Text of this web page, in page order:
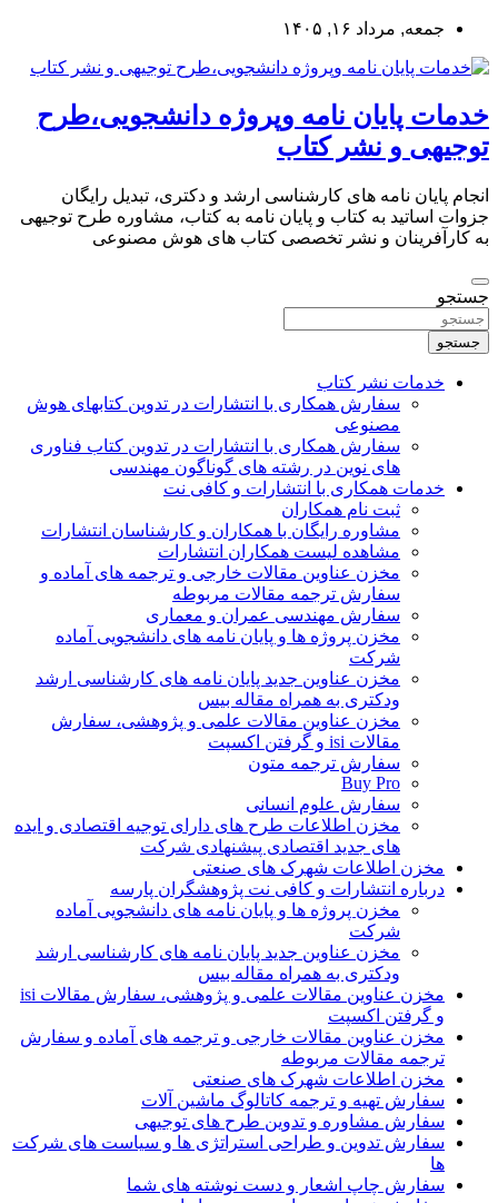
بروید
جمعه, مرداد ۱۶, ۱۴۰۵
خدمات پایان نامه وپروژه دانشجویی،طرح
توجیهی و نشر کتاب
انجام پایان نامه های کارشناسی ارشد و دکتری، تبدیل رایگان
جزوات اساتید به کتاب و پایان نامه به کتاب، مشاوره طرح توجیهی
به کارآفرینان و نشر تخصصی کتاب های هوش مصنوعی
جستجو
جستجو
خدمات نشر کتاب
سفارش همکاری با انتشارات در تدوین کتابهای هوش
مصنوعی
سفارش همکاری با انتشارات در تدوین کتاب فناوری
های نوین در رشته های گوناگون مهندسی
خدمات همکاری با انتشارات و کافی نت
ثبت نام همکاران
مشاوره رایگان با همکاران و کارشناسان انتشارات
مشاهده لیست همکاران انتشارات
مخزن عناوین مقالات خارجی و ترجمه های آماده و
سفارش ترجمه مقالات مربوطه
سفارش مهندسی عمران و معماری
مخزن پروژه ها و پایان نامه های دانشجویی آماده
شرکت
مخزن عناوین جدید پایان نامه های کارشناسی ارشد
ودکتری به همراه مقاله بیس
مخزن عناوین مقالات علمی و پژوهشی، سفارش
مقالات isi و گرفتن اکسپت
سفارش ترجمه متون
Buy Pro
سفارش علوم انسانی
مخزن اطلاعات طرح های دارای توجیه اقتصادی و ایده
های جدید اقتصادی پیشنهادی شرکت
مخزن اطلاعات شهرک های صنعتی
درباره انتشارات و کافی نت پژوهشگران پارسه
مخزن پروژه ها و پایان نامه های دانشجویی آماده
شرکت
مخزن عناوین جدید پایان نامه های کارشناسی ارشد
ودکتری به همراه مقاله بیس
مخزن عناوین مقالات علمی و پژوهشی، سفارش مقالات isi
و گرفتن اکسپت
مخزن عناوین مقالات خارجی و ترجمه های آماده و سفارش
ترجمه مقالات مربوطه
مخزن اطلاعات شهرک های صنعتی
سفارش تهیه و ترجمه کاتالوگ ماشین آلات
سفارش مشاوره و تدوین طرح های توجیهی
سفارش تدوین و طراحی استراتژی ها و سیاست های شرکت
ها
سفارش چاپ اشعار و دست نوشته های شما